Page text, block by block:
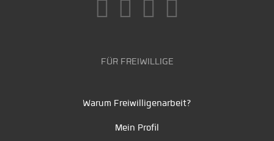
FÜR FREIWILLIGE
Warum Freiwilligenarbeit?
Mein Profil